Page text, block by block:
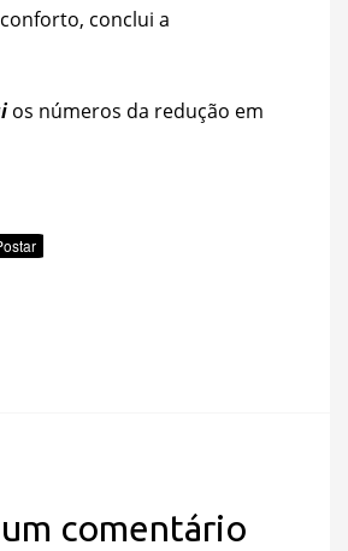
conclui a
os números da redução em
comentário